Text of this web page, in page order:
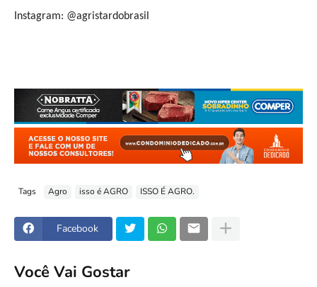
Instagram: @agristardobrasil
Tags Agro isso é AGRO ISSO É AGRO.
Facebook
Você Vai Gostar